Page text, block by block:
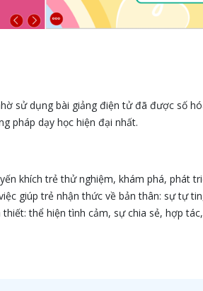
sử dụng bài giảng điện tử đã được số
pháp dạy học hiện đại nhất.
khích trẻ thử nghiệm, khám phá, phát
giúp trẻ nhận thức về bản thân: sự tự
thể hiện tình cảm, sự chia sẻ, hợp